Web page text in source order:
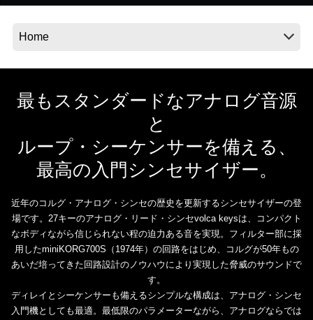
最もスタンダードなアナログ音源
と
ループ・シーケンサーを備える、
最高の入門シンセサイザー。
近年のコルグ・アナログ・シンセの歴史を更新するシンセサイザーの登
場です。27キーのアナログ・リード・シンセvolca keysは、コンパクト
なボディながら信じられない程の迫力ある音を実現。フィルター部に採
用したminiKORG700S（1974年）の回路をはじめ、コルグが50年もの
あいだ培ってきた回路設計のノウハウにより実現した脅威のサウンドで
す。
ディレイとシーケンサーも備えるシンプルな構成は、アナログ・シンセ
入門機としても最適。最低限のパラメーターながら、アナログならでは